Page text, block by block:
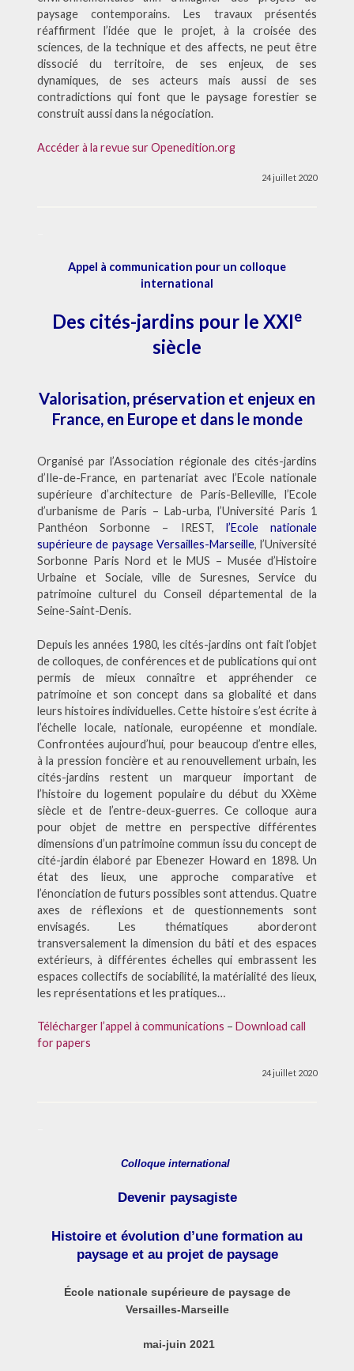
paysage contemporains. Les travaux présentés
réaffirment l’idée que le projet, à la croisée des
sciences, de la technique et des affects, ne peut être
dissocié du territoire, de ses enjeux, de ses
dynamiques, de ses acteurs mais aussi de ses
contradictions qui font que le paysage forestier se
construit aussi dans la négociation.
Accéder à la revue sur Openedition.org
24 juillet 2020
Appel à communication pour un colloque
international
Des cités-jardins pour le XXIe
siècle
Valorisation, préservation et enjeux en
France, en Europe et dans le monde
Organisé par l’Association régionale des cités-jardins
d’Ile-de-France, en partenariat avec l’Ecole nationale
supérieure d’architecture de Paris-Belleville, l’Ecole
d’urbanisme de Paris – Lab-urba, l’Université Paris 1
Panthéon Sorbonne – IREST,l’Ecole nationale
supérieure de paysage Versailles-Marseille, l’Université
Sorbonne Paris Nord et le MUS – Musée d’Histoire
Urbaine et Sociale, ville de Suresnes, Service du
patrimoine culturel du Conseil départemental de la
Seine-Saint-Denis.
Depuis les années 1980, les cités-jardins ont fait l’objet
de colloques, de conférences et de publications qui ont
permis de mieux connaître et appréhender ce
patrimoine et son concept dans sa globalité et dans
leurs histoires individuelles. Cette histoire s’est écrite à
l’échelle locale, nationale, européenne et mondiale.
Confrontées aujourd’hui, pour beaucoup d’entre elles,
à la pression foncière et au renouvellement urbain, les
cités-jardins restent un marqueur important de
l’histoire du logement populaire du début du XXème
siècle et de l’entre-deux-guerres. Ce colloque aura
pour objet de mettre en perspective différentes
dimensions d’un patrimoine commun issu du concept de
cité-jardin élaboré par Ebenezer Howard en 1898. Un
état des lieux, une approche comparative et
l’énonciation de futurs possibles sont attendus. Quatre
axes de réflexions et de questionnements sont
envisagés. Les thématiques aborderont
transversalement la dimension du bâti et des espaces
extérieurs, à différentes échelles qui embrassent les
espaces collectifs de sociabilité, la matérialité des lieux,
les représentations et les pratiques…
Télécharger l’appel à communications – Download call
for papers
24 juillet 2020
Colloque international
Devenir paysagiste
Histoire et évolution d’une formation au
paysage et au projet de paysage
École nationale supérieure de paysage de
Versailles-Marseille
mai-juin 2021